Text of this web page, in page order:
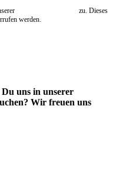
zu. Dieses
werden.
uns in unserer
Wir freuen uns